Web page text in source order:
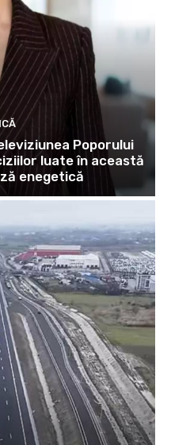
Poporului
luate în această
enegetică